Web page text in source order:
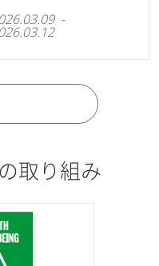
-
取り組み